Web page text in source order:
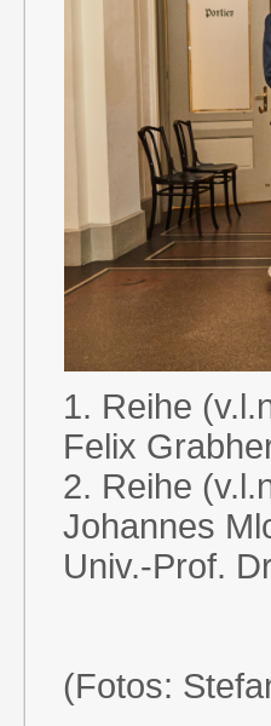
1. Reihe
Felix
2. Reihe
Johannes
Univ.-Prof.
(Fotos: